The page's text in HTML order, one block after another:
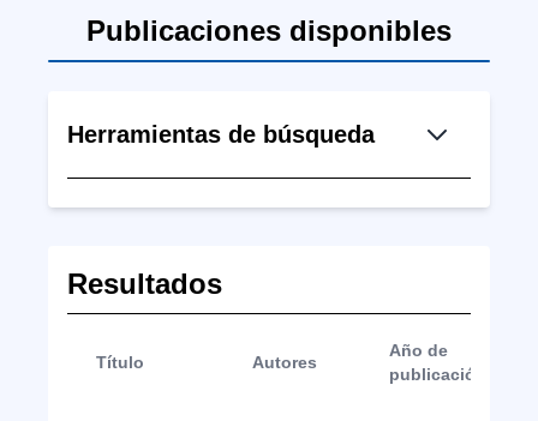
Publicaciones disponibles
Herramientas de búsqueda
Resultados
Título Autores
Año de
publicación